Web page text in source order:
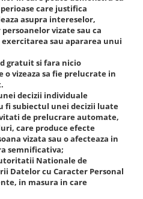
care justifica
asupra intereselor,
vizate sau ca
sau apararea unui
gratuit si fara nicio
o vizeaza sa fie prelucrate in
decizii individuale
fi subiectul unei decizii luate
de prelucrare automate,
care produce efecte
vizata sau o afecteaza in
semnificativa;
Nationale de
Datelor cu Caracter Personal
in masura in care